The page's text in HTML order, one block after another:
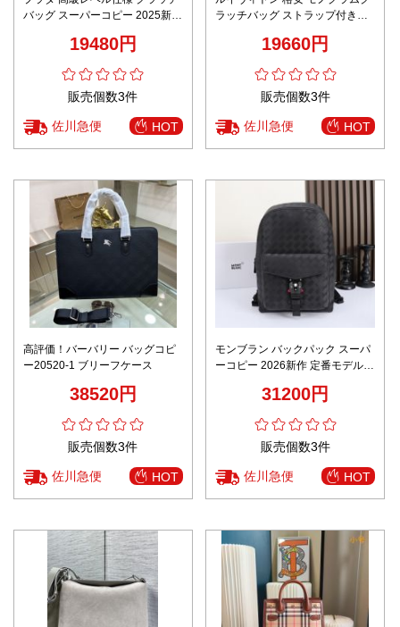
バッグ スーパーコピー 2025新作
19480円
販売個数3件
佐川急便 HOT
ラッチバッグ ストラップ付き設
19660円
販売個数3件
佐川急便 HOT
高評価！バーバリー バッグコピ
ー20520-1 ブリーフケース
38520円
販売個数3件
佐川急便 HOT
モンブラン バックパック スーパ
ーコピー 2026新作 定番モデル
ール 高級感仕上げ 安心サイト 追
31200円
販売個数3件
佐川急便 HOT